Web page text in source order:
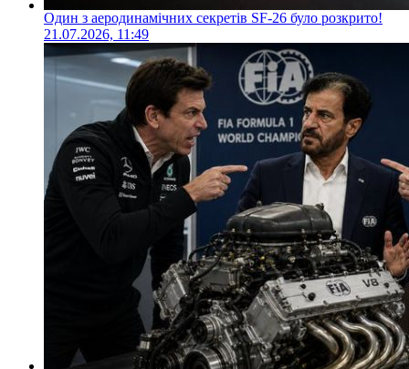
Один з аеродинамічних секретів SF-26 було розкрито!
21.07.2026, 11:49